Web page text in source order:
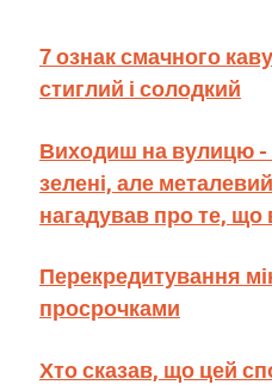
7 ознак смачного
стиглий і солодкий
Виходиш на вулицю -
зелені, але
нагадував про те, що
Перекредитування
просрочками
Хто сказав, що цей